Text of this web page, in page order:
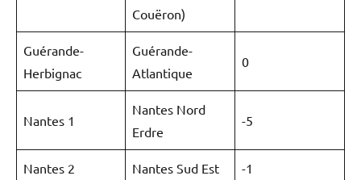
Couëron)
Guérande-
Herbignac
Guérande-
Atlantique
0
Nantes 1
Nantes Nord
Erdre
-5
Nantes 2 Nantes Sud Est -1